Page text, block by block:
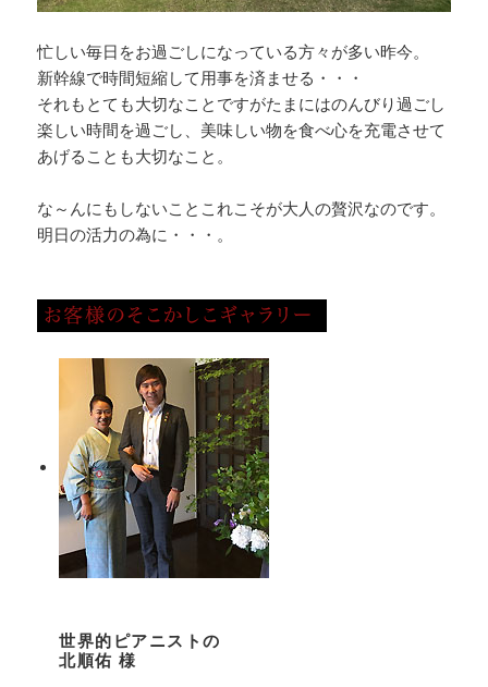
忙しい毎日をお過ごしになっている方々が多い昨今。
新幹線で時間短縮して用事を済ませる・・・
それもとても大切なことですがたまにはのんびり過ごし
楽しい時間を過ごし、美味しい物を食べ心を充電させて
あげることも大切なこと。
な～んにもしないことこれこそが大人の贅沢なのです。
明日の活力の為に・・・。
世界的ピアニストの
北順佑 様